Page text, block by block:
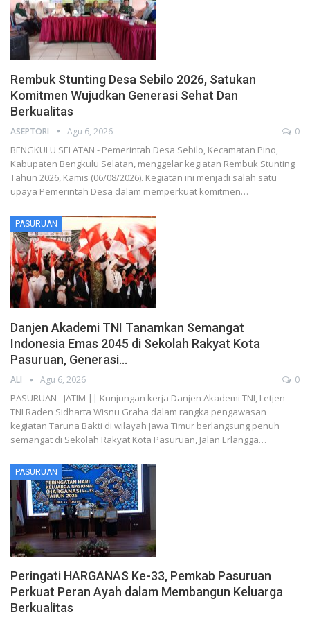
Rembuk Stunting Desa Sebilo 2026, Satukan
Komitmen Wujudkan Generasi Sehat Dan
Berkualitas
ASEPTORI Agu 6, 2026 0
BENGKULU SELATAN - Pemerintah Desa Sebilo, Kecamatan Pino,
Kabupaten Bengkulu Selatan, menggelar kegiatan Rembuk Stunting
Tahun 2026, Kamis (06/08/2026). Kegiatan ini menjadi salah satu
upaya Pemerintah Desa dalam memperkuat komitmen…
PASURUAN
Danjen Akademi TNI Tanamkan Semangat
Indonesia Emas 2045 di Sekolah Rakyat Kota
Pasuruan, Generasi…
ALI Agu 6, 2026 0
PASURUAN - JATIM || Kunjungan kerja Danjen Akademi TNI, Letjen
TNI Raden Sidharta Wisnu Graha dalam rangka pengawasan
kegiatan Taruna Bakti di wilayah Jawa Timur berlangsung penuh
semangat di Sekolah Rakyat Kota Pasuruan, Jalan Erlangga…
PASURUAN
Peringati HARGANAS Ke-33, Pemkab Pasuruan
Perkuat Peran Ayah dalam Membangun Keluarga
Berkualitas